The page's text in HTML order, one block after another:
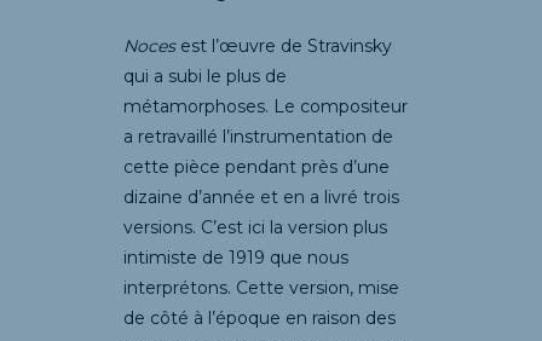
Nocesest l’œuvre de Stravinsky
qui a subi le plus de
métamorphoses. Le compositeur
a retravaillé l’instrumentation de
cette pièce pendant près d’une
dizaine d’année et en a livré trois
versions. C’est ici la version plus
intimiste de 1919 que nous
interprétons. Cette version, mise
de côté à l’époque en raison des